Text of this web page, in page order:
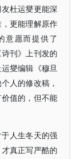
杜运燮更能深
更能理解原作
意愿而提供了
刊》上刊发的
燮编辑《穆旦
人的修改稿，
值的，但不能
人生冬天的强
真正写严酷的